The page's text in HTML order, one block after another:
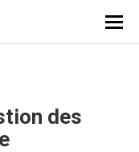
des